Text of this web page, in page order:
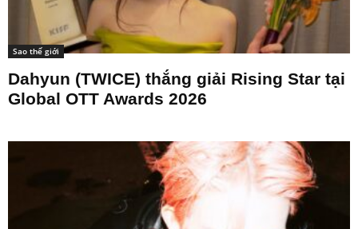
Sao thế giới
Dahyun (TWICE) thắng giải Rising Star tại
Global OTT Awards 2026